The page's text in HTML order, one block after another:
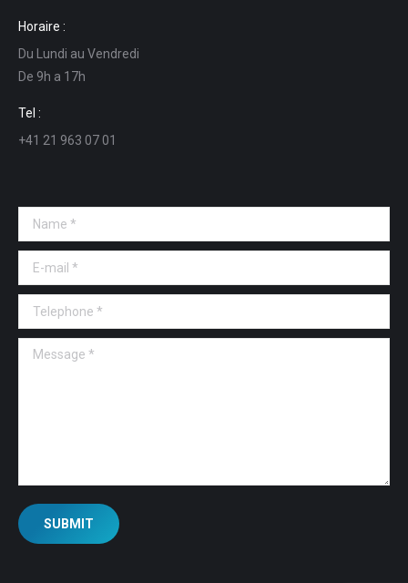
opens
in
new
window
opens
in
new
in
in
Horaire :
Du Lundi au Vendredi
De 9h a 17h
Tel :
+41 21 963 07 01
Name *
E-mail *
Telephone *
Message *
SUBMIT